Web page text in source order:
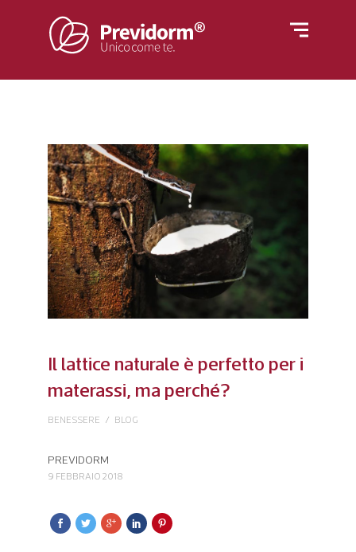
Home
Materassi
Rivestimenti
Cuscini e guanciali
Azienda
Piumino
Poltrone
Blog
Il lattice naturale è perfetto per i
materassi, ma perché?
BENESSERE / BLOG
PREVIDORM
9 FEBBRAIO 2018